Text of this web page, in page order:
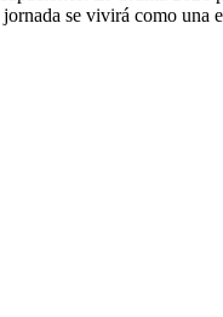
se vivirá como una